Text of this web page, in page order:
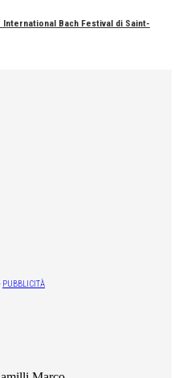
Bach Festival di Saint-
PUBBLICITÀ